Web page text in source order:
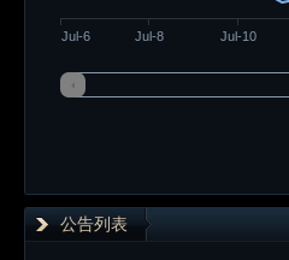
Jul-6 Jul-8 Jul-10
公告列表